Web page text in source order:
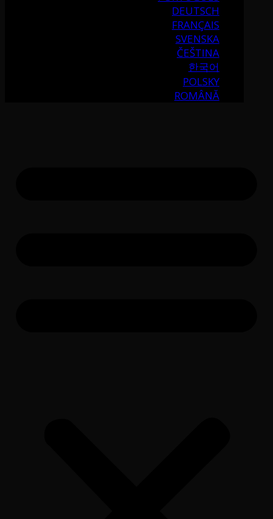
DEUTSCH
FRANÇAIS
SVENSKA
ČEŠTINA
한국어
POLSKY
ROMÂNĂ